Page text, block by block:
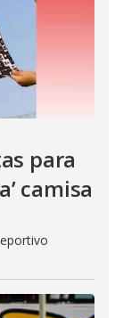
para
camisa